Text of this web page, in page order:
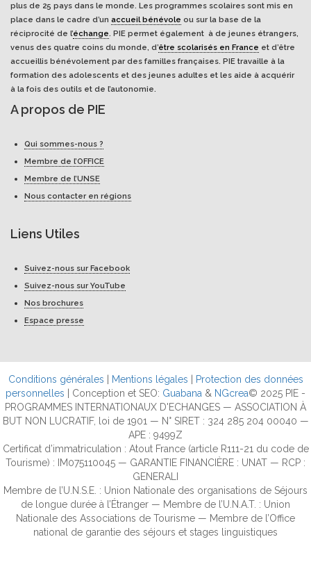
plus de 25 pays dans le monde. Les programmes scolaires sont mis en
place dans le cadre d’un accueil bénévole ou sur la base de la
réciprocité de l’échange. PIE permet également à de jeunes étrangers,
venus des quatre coins du monde, d’être scolarisés en France et d’être
accueillis bénévolement par des familles françaises. PIE travaille à la
formation des adolescents et des jeunes adultes et les aide à acquérir
à la fois des outils et de l’autonomie.
A propos de PIE
Qui sommes-nous ?
Membre de l’OFFICE
Membre de l’UNSE
Nous contacter en régions
Liens Utiles
Suivez-nous sur Facebook
Suivez-nous sur YouTube
Nos brochures
Espace presse
Conditions générales Mentions légales
Protection des données
personnelles | Conception et SEO: Guabana & NGcrea© 2025 PIE -
PROGRAMMES INTERNATIONAUX D'ECHANGES — ASSOCIATION À
BUT NON LUCRATIF, loi de 1901 — N° SIRET : 324 285 204 00040 —
APE : 9499Z
Certificat d’immatriculation : Atout France (article R111-21 du code de
Tourisme) : IM075110045 — GARANTIE FINANCIÈRE : UNAT — RCP :
GENERALI
Membre de l’U.N.S.E. : Union Nationale des organisations de Séjours
de longue durée à l’Étranger — Membre de l’U.N.A.T. : Union
Nationale des Associations de Tourisme — Membre de l’Office
national de garantie des séjours et stages linguistiques